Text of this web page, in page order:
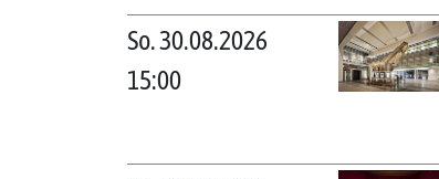
So. 30.08.2026
15:00